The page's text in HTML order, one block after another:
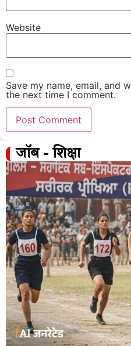
Website
Save my name, email, and
the next time I comment.
जॉब - शिक्षा